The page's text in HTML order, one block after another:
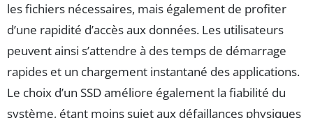
les fichiers nécessaires, mais également de profiter
d’une rapidité d’accès aux données. Les utilisateurs
peuvent ainsi s’attendre à des temps de démarrage
rapides et un chargement instantané des applications.
Le choix d’un SSD améliore également la fiabilité du
système, étant moins sujet aux défaillances physiques